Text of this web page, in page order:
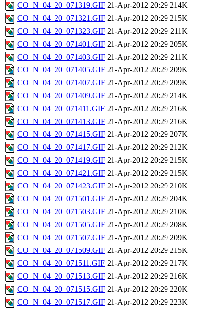
CO_N_04_20_071319.GIF 21-Apr-2012 20:29 214K
CO_N_04_20_071321.GIF 21-Apr-2012 20:29 215K
CO_N_04_20_071323.GIF 21-Apr-2012 20:29 211K
CO_N_04_20_071401.GIF 21-Apr-2012 20:29 205K
CO_N_04_20_071403.GIF 21-Apr-2012 20:29 211K
CO_N_04_20_071405.GIF 21-Apr-2012 20:29 209K
CO_N_04_20_071407.GIF 21-Apr-2012 20:29 209K
CO_N_04_20_071409.GIF 21-Apr-2012 20:29 214K
CO_N_04_20_071411.GIF 21-Apr-2012 20:29 216K
CO_N_04_20_071413.GIF 21-Apr-2012 20:29 216K
CO_N_04_20_071415.GIF 21-Apr-2012 20:29 207K
CO_N_04_20_071417.GIF 21-Apr-2012 20:29 212K
CO_N_04_20_071419.GIF 21-Apr-2012 20:29 215K
CO_N_04_20_071421.GIF 21-Apr-2012 20:29 215K
CO_N_04_20_071423.GIF 21-Apr-2012 20:29 210K
CO_N_04_20_071501.GIF 21-Apr-2012 20:29 204K
CO_N_04_20_071503.GIF 21-Apr-2012 20:29 210K
CO_N_04_20_071505.GIF 21-Apr-2012 20:29 208K
CO_N_04_20_071507.GIF 21-Apr-2012 20:29 209K
CO_N_04_20_071509.GIF 21-Apr-2012 20:29 215K
CO_N_04_20_071511.GIF 21-Apr-2012 20:29 217K
CO_N_04_20_071513.GIF 21-Apr-2012 20:29 216K
CO_N_04_20_071515.GIF 21-Apr-2012 20:29 220K
CO_N_04_20_071517.GIF 21-Apr-2012 20:29 223K